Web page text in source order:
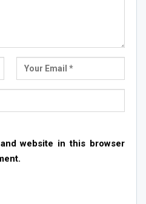
website in this browser